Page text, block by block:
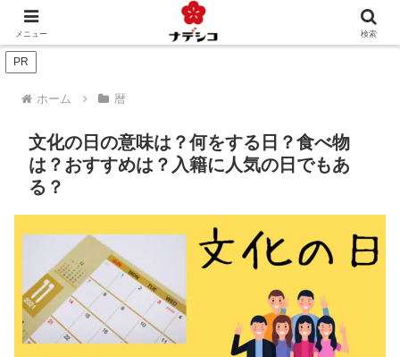
年中行事（季節） 年中行事（人生） おくりもの
PR
ホーム 暦
文化の日の意味は？何をする日？食べ物
は？おすすめは？入籍に人気の日でもあ
る？
メニュー 検索